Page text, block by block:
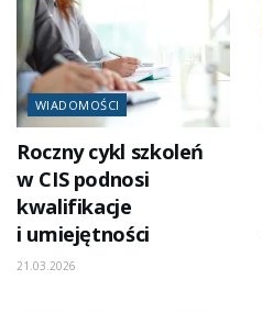
WIADOMOŚCI
Roczny cykl szkoleń
w CIS podnosi
kwalifikacje
i umiejętności
21.03.2026